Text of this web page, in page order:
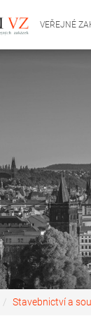
VEŘEJNÉ
Stavebnictví a